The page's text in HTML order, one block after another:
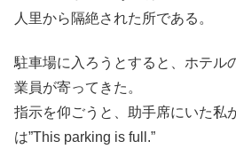
人里から隔絶された所である。
駐車場に入ろうとすると、ホテル
業員が寄ってきた。
指示を仰ごうと、助手席にいた私
は”This parking is full.”